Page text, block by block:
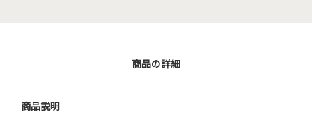
商品の詳細
商品説明